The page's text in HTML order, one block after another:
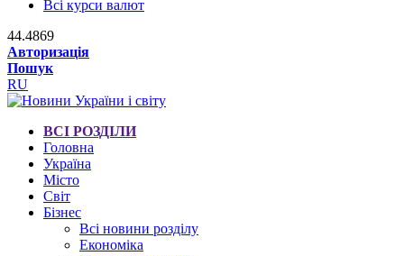
Всі курси валют
44.4869
Авторизація
Пошук
RU
ВСІ РОЗДІЛИ
Головна
Україна
Місто
Світ
Бізнес
Всі новини розділу
Економіка